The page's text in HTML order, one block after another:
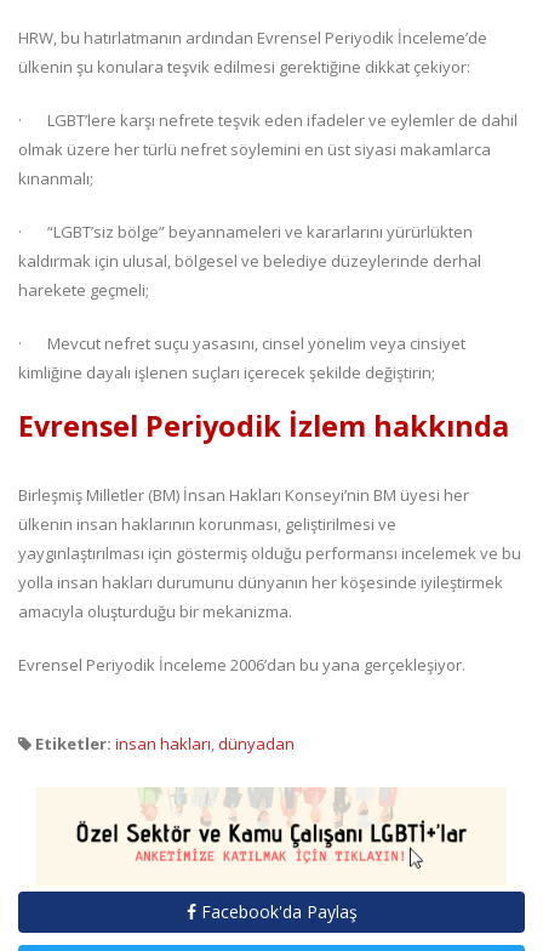
HRW, bu hatırlatmanın ardından Evrensel Periyodik İnceleme’de
ülkenin şu konulara teşvik edilmesi gerektiğine dikkat çekiyor:
· LGBT’lere karşı nefrete teşvik eden ifadeler ve eylemler de dahil
olmak üzere her türlü nefret söylemini en üst siyasi makamlarca
kınanmalı;
· “LGBT’siz bölge” beyannameleri ve kararlarını yürürlükten
kaldırmak için ulusal, bölgesel ve belediye düzeylerinde derhal
harekete geçmeli;
· Mevcut nefret suçu yasasını, cinsel yönelim veya cinsiyet
kimliğine dayalı işlenen suçları içerecek şekilde değiştirin;
Evrensel Periyodik İzlem hakkında
Birleşmiş Milletler (BM) İnsan Hakları Konseyi’nin BM üyesi her
ülkenin insan haklarının korunması, geliştirilmesi ve
yaygınlaştırılması için göstermiş olduğu performansı incelemek ve bu
yolla insan hakları durumunu dünyanın her köşesinde iyileştirmek
amacıyla oluşturduğu bir mekanizma.
Evrensel Periyodik İnceleme 2006’dan bu yana gerçekleşiyor.
Etiketler: insan hakları,dünyadan
Facebook'da Paylaş